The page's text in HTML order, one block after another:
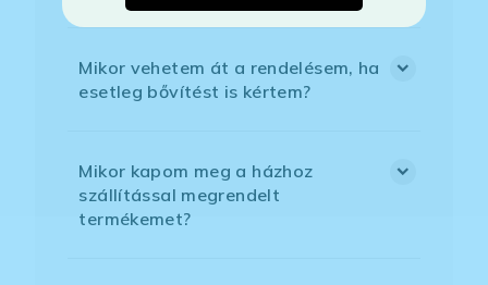
Mikor vehetem át a rendelésem, ha
esetleg bővítést is kértem?
Mikor kapom meg a házhoz
szállítással megrendelt
termékemet?